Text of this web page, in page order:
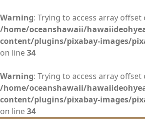
Warning: Trying to access array offset
/home/oceanshawaii/
content/plugins/pixabay-images/
on line34
Warning: Trying to access array offset
/home/oceanshawaii/
content/plugins/pixabay-images/
on line34